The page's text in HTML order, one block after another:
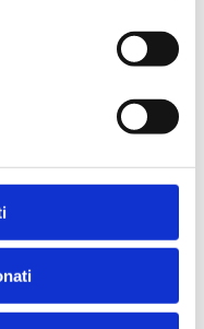
anche